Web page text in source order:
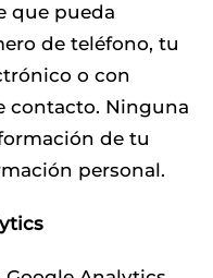
que pueda
de teléfono, tu
o con
contacto. Ninguna
de tu
personal.